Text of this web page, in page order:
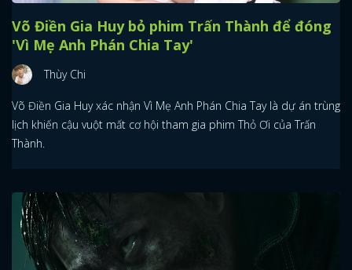
Võ Điền Gia Huy bỏ phim Trấn Thành để đóng
'Vì Mẹ Anh Phán Chia Tay'
Thùy Chi
Võ Điền Gia Huy xác nhận Vì Mẹ Anh Phán Chia Tay là dự án trùng
lịch khiến cậu vuột mất cơ hội tham gia phim Thỏ Ơi của Trấn
Thành.